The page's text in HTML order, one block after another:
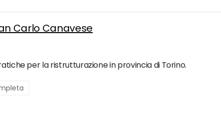
Carlo Canavese
per la ristrutturazione in provincia di Torino.